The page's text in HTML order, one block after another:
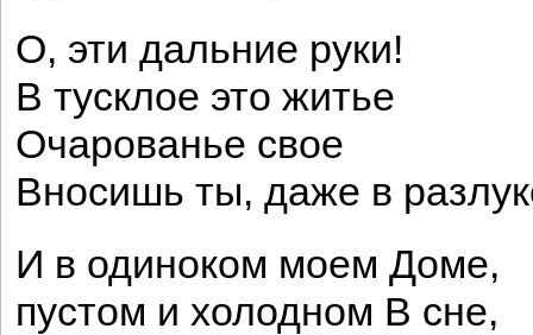
О, эти дальние руки!
В тусклое это житье
Очарованье свое
Вносишь ты, даже в
И в одиноком моем Доме,
пустом и холодном В сне,